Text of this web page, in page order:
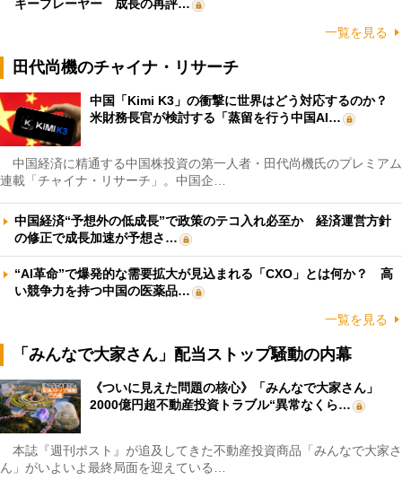
キープレーヤー 成長の再評…
一覧を見る
田代尚機のチャイナ・リサーチ
中国「Kimi K3」の衝撃に世界はどう対応するのか？
米財務長官が検討する「蒸留を行う中国AI…
中国経済に精通する中国株投資の第一人者・田代尚機氏のプレミアム
連載「チャイナ・リサーチ」。中国企…
中国経済“予想外の低成長”で政策のテコ入れ必至か 経済運営方針
の修正で成長加速が予想さ…
“AI革命”で爆発的な需要拡大が見込まれる「CXO」とは何か？ 高
い競争力を持つ中国の医薬品…
一覧を見る
「みんなで大家さん」配当ストップ騒動の内幕
《ついに見えた問題の核心》「みんなで大家さん」
2000億円超不動産投資トラブル“異常なくら…
本誌『週刊ポスト』が追及してきた不動産投資商品「みんなで大家さ
ん」がいよいよ最終局面を迎えている…